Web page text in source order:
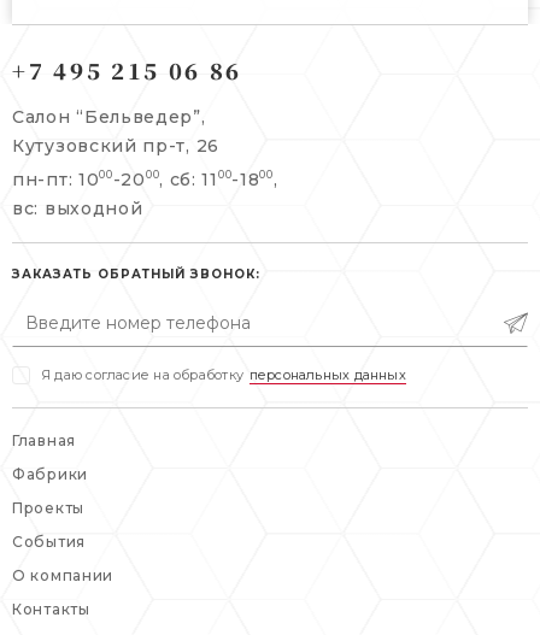
121165, г. Москва,Кутузовский пр-т, 26
+7 495 215 06 86
info@belveder-e.ru
пн-пт: 10:00-20:00
сб, вс: выходной
121165, г. Москва,
+7 495 477 45 43
info@belveder-e.ru
пн-пт: 10:00-19:00
вс: выходной
+7 495 215 06 86
Салон “Бельведер”,
Кутузовский пр-т, 26
пн-пт: 1000 -20 00, сб: 11 00-1800 ,
вс: выходной
ЗАКАЗАТЬ ОБРАТНЫЙ ЗВОНОК:
Я даю согласие на обработку персональных данных
Главная
Фабрики
Проекты
События
О компании
Контакты